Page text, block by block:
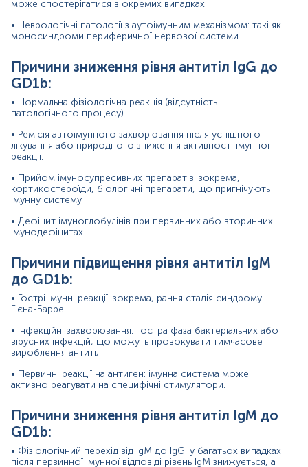
• Фізіологічний перехід від IgM до IgG: у багатьох
знижується, а IgG стабілізується.
• Терапія імуносупресорами або цитостатичними
препаратами.
хвороби, коли гостра імунна реакція вже не
проявляється.
У різних медичних напрямках цей тест може бути
корисним:
• Неврологія: диференційна діагностика нейропатій,
оцінка перебігу аутоімунних процесів.
• Імунологія: дослідження порушень імунної системи,
аналіз реакцій на інфекційні агенти.
• Онкологія: виявлення паранеопластичних автоімунних
проявів.
• Інфекційні захворювання: оцінка наслідків вірусних та
бактеріальних інфекцій, що можуть викликати
аутоімунні реакції.
Результати аналізу можуть змінюватися залежно від
ряду факторів:
• Прийом імуносупресивних або протизапальних
препаратів
• Недавнє перенесення інфекційних захворювань
може спостерігатися в окремих випадках.
• Неврологічні патології з аутоімунним механізмом: такі як
моносиндроми периферичної нервової системи.
Причини зниження рівня антитіл IgG до
GD1b:
• Нормальна фізіологічна реакція (відсутність
патологічного процесу).
• Ремісія автоімунного захворювання після успішного
лікування або природного зниження активності імунної
реакції.
• Прийом імуносупресивних препаратів: зокрема,
кортикостероїди, біологічні препарати, що пригнічують
імунну систему.
• Дефіцит імуноглобулінів при первинних або вторинних
імунодефіцитах.
Причини підвищення рівня антитіл IgM
до GD1b:
• Гострі імунні реакції: зокрема, рання стадія синдрому
Гієна-Барре.
• Інфекційні захворювання: гостра фаза бактеріальних або
вірусних інфекцій, що можуть провокувати тимчасове
вироблення антитіл.
• Первинні реакції на антиген: імунна система може
активно реагувати на специфічні стимулятори.
Причини зниження рівня антитіл IgM до
GD1b:
• Фізіологічний перехід від IgM до IgG: у багатьох випадках
після первинної імунної відповіді рівень IgM знижується, а